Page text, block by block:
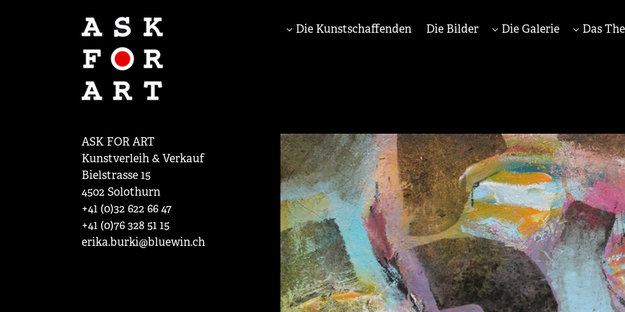
Die Kunstschaffenden Die Bilder Die Galerie Das
ASK FOR ART
Kunstverleih & Verkauf
Bielstrasse 15
4502 Solothurn
+41 (0)32 622 66 47
+41 (0)76 328 51 15
erika.burki@bluewin.ch